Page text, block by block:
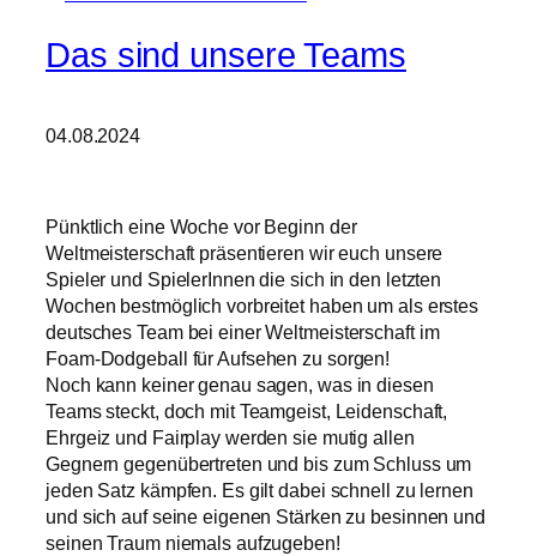
Das sind unsere Teams
04.08.2024
Pünktlich eine Woche vor Beginn der
Weltmeisterschaft präsentieren wir euch unsere
Spieler und SpielerInnen die sich in den letzten
Wochen bestmöglich vorbreitet haben um als erstes
deutsches Team bei einer Weltmeisterschaft im
Foam-Dodgeball für Aufsehen zu sorgen!
Noch kann keiner genau sagen, was in diesen
Teams steckt, doch mit Teamgeist, Leidenschaft,
Ehrgeiz und Fairplay werden sie mutig allen
Gegnern gegenübertreten und bis zum Schluss um
jeden Satz kämpfen. Es gilt dabei schnell zu lernen
und sich auf seine eigenen Stärken zu besinnen und
seinen Traum niemals aufzugeben!